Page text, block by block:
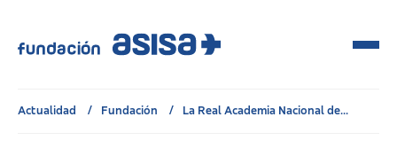
Actualidad Fundación La Real Academia Nacional de...